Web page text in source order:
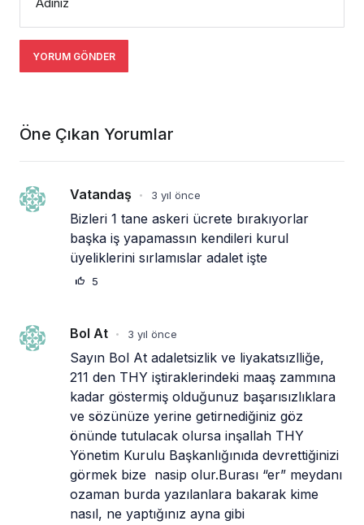
YORUM GÖNDER
Öne Çıkan Yorumlar
Vatandaş • 3 yıl önce
Bizleri 1 tane askeri ücrete bırakıyorlar
başka iş yapamassın kendileri kurul
üyeliklerini sırlamıslar adalet işte
5
Bol At • 3 yıl önce
Sayın Bol At adaletsizlik ve liyakatsızlliğe,
211 den THY iştiraklerindeki maaş zammına
kadar göstermiş olduğunuz başarısızlıklara
ve sözünüze yerine getirnediğiniz göz
önünde tutulacak olursa inşallah THY
Yönetim Kurulu Başkanlığınıda devrettiğinizi
görmek bize  nasip olur.Burası “er” meydanı
ozaman burda yazılanlara bakarak kime
nasıl, ne yaptığınız ayna gibi